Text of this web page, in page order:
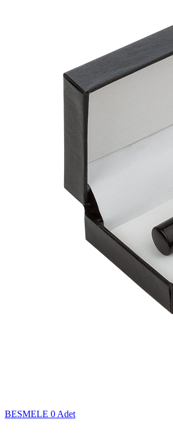
BESMELE 0 Adet